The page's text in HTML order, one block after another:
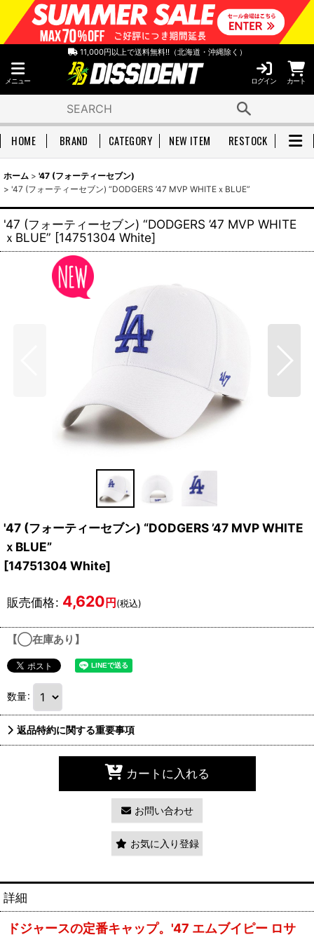
11,000円以上で送料無料!!（北海道・沖縄除く）
メニュー ログイン カート
HOME BRAND CATEGORY NEW ITEM RESTOCK
ホーム > '47 (フォーティーセブン)
> '47 (フォーティーセブン) “DODGERS ’47 MVP WHITEｘBLUE”
'47 (フォーティーセブン) “DODGERS ’47 MVP WHITE
ｘBLUE” [14751304 White]
'47 (フォーティーセブン) “DODGERS ’47 MVP WHITE
ｘBLUE”
[14751304 White]
販売価格: 4,620円(税込)
【◯在庫あり】
数量:
返品特約に関する重要事項
カートに入れる
お問い合わせ
お気に入り登録
詳細
ドジャースの定番キャップ。'47 エムブイピー ロサ